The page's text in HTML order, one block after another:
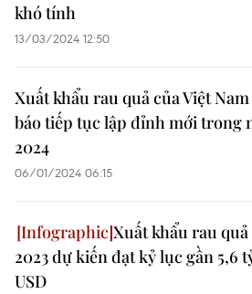
khó tính
13/03/2024 12:50
Xuất khẩu rau quả của Việt
báo tiếp tục lập đỉnh mới trong
2024
06/01/2024 06:15
Xuất khẩu rau
2023 dự kiến đạt kỷ lục gần 5,6
USD